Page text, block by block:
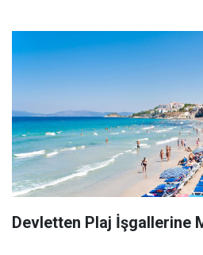
Devletten Plaj İşgallerine